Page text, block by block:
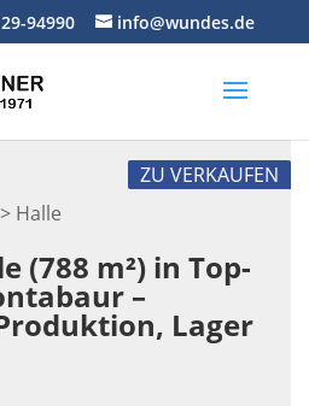
94990 info@wundes.de
Halle
ZU VERKAUFEN
(788 m²) in Top-
–
Lager